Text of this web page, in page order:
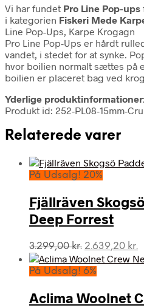
Vi har fundet Pro Line Pop-ups
i kategorien Fiskeri Mede
Line Pop-Ups, Karpe Krogagn
Pro Line Pop-Ups er hårdt
vandet, i stedet for at synke.
hvor boilien normalt sættes på
boilien er placeret bag ved
Yderlige
Produkt id: 252-PL08-15mm-
Relaterede varer
På Udsalg! 20%
Fjällräven
Deep Forrest
3.299,00kr. Den
oprindelige
pris
3.299,00 kr..
2.639,20 kr.
På Udsalg! 6%
Aclima Woolnet